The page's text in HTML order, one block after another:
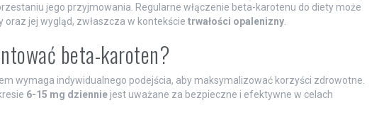
jego przyjmowania. Regularne włączenie beta-karotenu do diety może
jej wygląd, zwłaszcza w kontekście trwałości opalenizny.
beta-karoten?
wymaga indywidualnego podejścia, aby maksymalizować korzyści zdrowotne.
6-15 mg dzienniejest uważane za bezpieczne i efektywne w celach